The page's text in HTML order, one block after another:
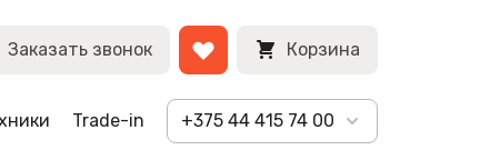
Заказать звонок Корзина
Trade-in +375 44 415 74 00
BYN